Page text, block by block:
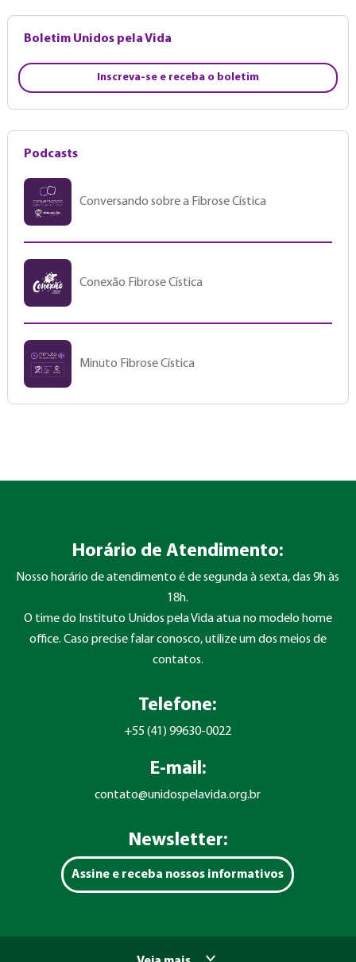
Boletim Unidos pela Vida
Inscreva-se e receba o boletim
Podcasts
Conversando sobre a Fibrose Cística
Conexão Fibrose Cística
Minuto Fibrose Cística
Horário de Atendimento:
Nosso horário de atendimento é de segunda à sexta, das 9h às
18h.
O time do Instituto Unidos pela Vida atua no modelo home
office. Caso precise falar conosco, utilize um dos meios de
contatos.
Telefone:
+55 (41) 99630-0022
E-mail:
contato@unidospelavida.org.br
Newsletter:
Assine e receba nossos informativos